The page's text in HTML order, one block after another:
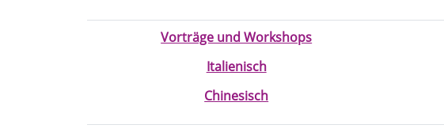
Vorträge und Workshops
Italienisch
Chinesisch